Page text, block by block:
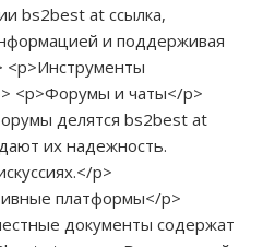
bs2best at ссылка,
и поддерживая
<p>Инструменты
<p>Форумы и чаты</p>
делятся bs2best at
их надежность.
p>
платформы</p>
документы содержат